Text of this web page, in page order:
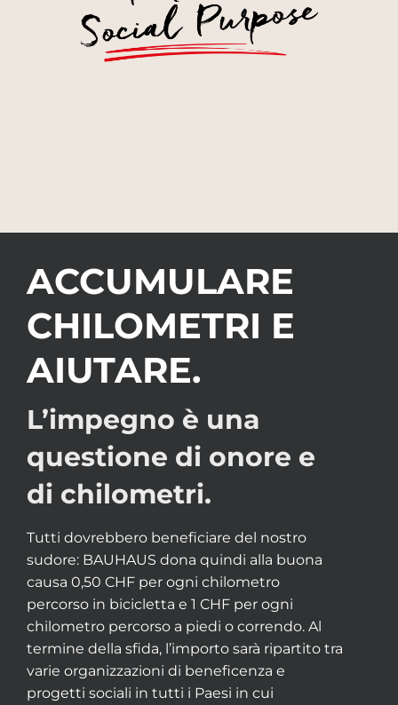
ACCUMULARE
CHILOMETRI E
AIUTARE.
L’impegno è una
questione di onore e
di chilometri.
Tutti dovrebbero beneficiare del nostro
sudore: BAUHAUS dona quindi alla buona
causa 0,50 CHF per ogni chilometro
percorso in bicicletta e 1 CHF per ogni
chilometro percorso a piedi o correndo. Al
termine della sfida, l’importo sarà ripartito tra
varie organizzazioni di beneficenza e
progetti sociali in tutti i Paesi in cui